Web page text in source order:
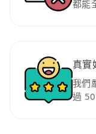
都能
真實
我們
過